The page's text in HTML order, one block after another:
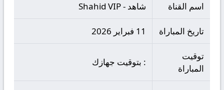
اسم القناة شاهد - Shahid VIP
تاريخ المباراة 11 فبراير 2026
توقيت
المباراة
: بتوقيت جهازك